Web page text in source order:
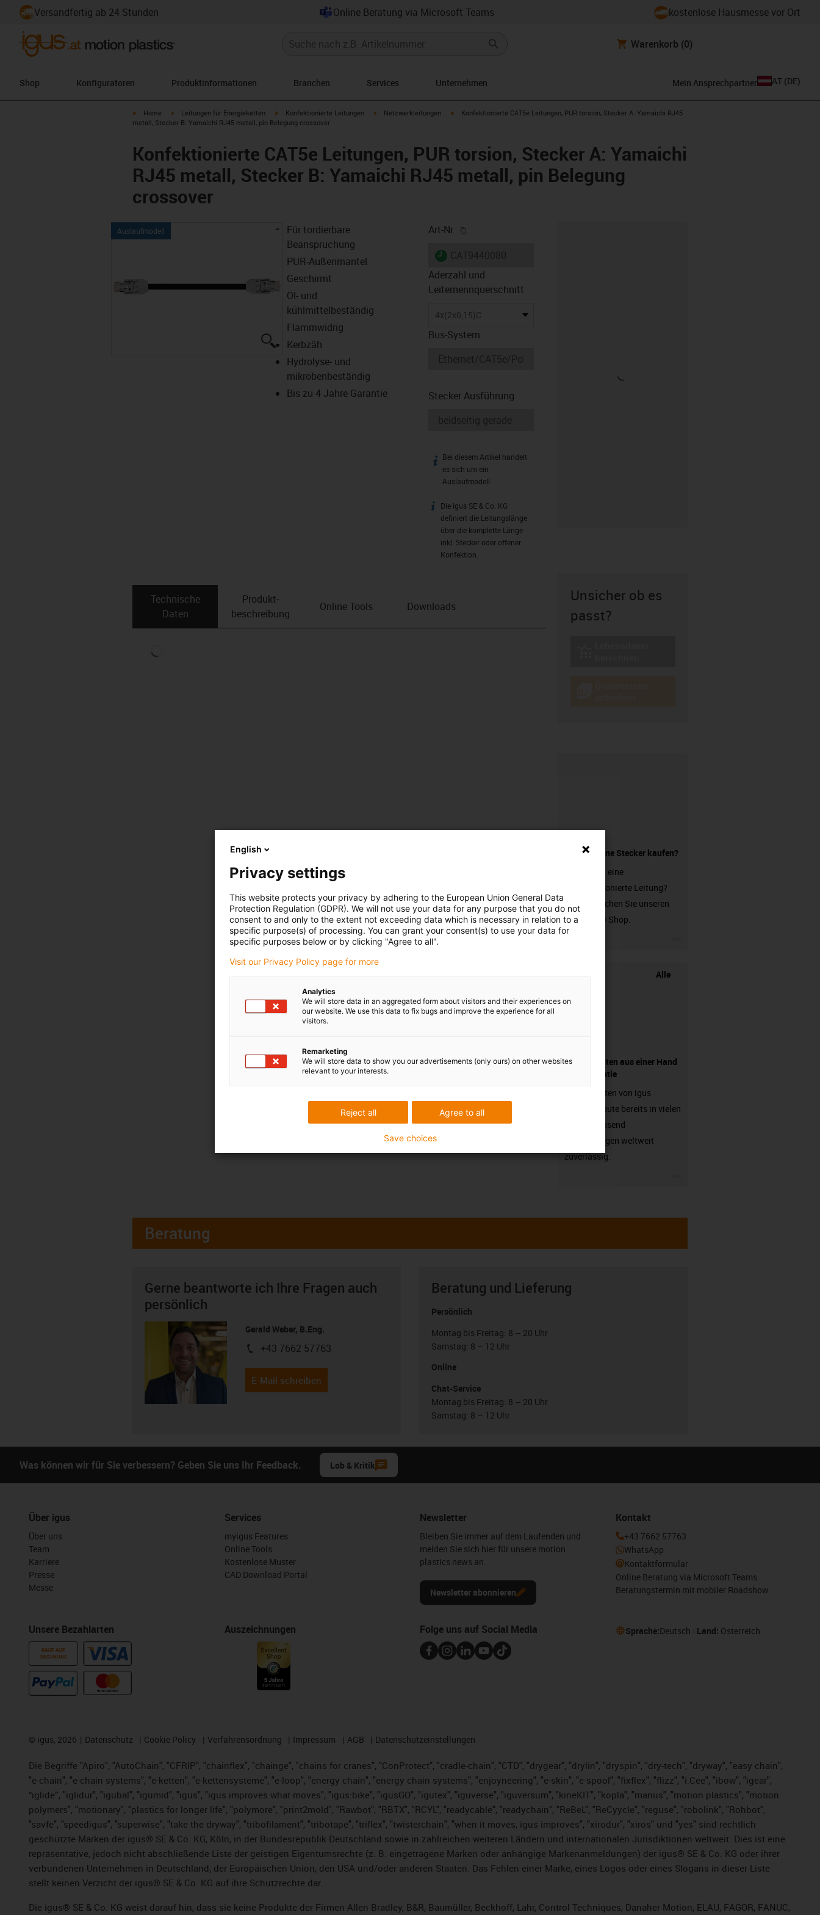
Versandfertig ab 24 Stunden Online Beratung via Microsoft Teams kostenlose Hausmesse vor Ort
Warenkorb (0)
Shop Konfiguratoren Produktinformationen Branchen Services Unternehmen Mein Ansprechpartner AT (DE)
igus-icon-arrow-right
Home igus-icon-arrow-right
Leitungen für Energieketten igus-icon-arrow-right
Konfektionierte Leitungen igus-icon-arrow-right
Netzwerkleitungen igus-icon-arrow-right
Konfektionierte CAT5e Leitungen, PUR torsion, Stecker A: Yamaichi RJ45
metall, Stecker B: Yamaichi RJ45 metall, pin Belegung crossover
Konfektionierte CAT5e Leitungen, PUR torsion, Stecker A: Yamaichi
RJ45 metall, Stecker B: Yamaichi RJ45 metall, pin Belegung
crossover
Auslaufmodell
igus-icon-lupe
Für tordierbare
Beanspruchung
PUR-Außenmantel
Geschirmt
Öl- und
kühlmittelbeständig
Flammwidrig
Kerbzäh
Hydrolyse- und
mikrobenbeständig
Bis zu 4 Jahre Garantie
Art-Nr.
igus-icon-lieferzeit
Aderzahl und
Leiternennquerschnitt
4x(2x0,15)C
Bus-System
Stecker Ausführung
igus-icon-info
Bei diesem Artikel handelt
es sich um ein
Auslaufmodell.
igus-icon-info
Die igus SE & Co. KG
definiert die Leitungslänge
über die komplette Länge
inkl. Stecker oder offener
Konfektion.
Technische
Daten
Produkt­
beschreibung
Online Tools Downloads
Unsicher ob es
passt?
Leitung ohne Stecker kaufen?
Sie suchen eine
unkonfektionierte Leitung?
Dann besuchen Sie unseren
chainflex® Shop.
Alle
Komponenten aus einer Hand
- mit Garantie
Energieketten von igus
arbeiten heute bereits in vielen
hunderttausend
Anwendungen weltweit
zuverlässig.
Beratung
Gerne beantworte ich Ihre Fragen auch
persönlich
Gerald Weber, B.Eng.
igus-icon-phone
+43 7662 57763
E-Mail schreiben
Beratung und Lieferung
Persönlich
Montag bis Freitag: 8 – 20 Uhr
Samstag: 8 – 12 Uhr
Online
Chat-Service
Montag bis Freitag: 8 – 20 Uhr
Samstag: 8 – 12 Uhr
Was können wir für Sie verbessern? Geben Sie uns Ihr Feedback. Lob & Kritik
Über igus
Über uns
Team
Karriere
Presse
Messe
Unsere Bezahlarten
KAUF AUF
RECHNUNG
Services
myigus Features
Online Tools
Kostenlose Muster
CAD Download Portal
Auszeichnungen
Newsletter
Bleiben Sie immer auf dem Laufenden und
melden Sie sich hier für unsere motion
plastics news an.
Newsletter abonnieren
Kontakt
+43 7662 57763
WhatsApp
Kontaktformular
Online Beratung via Microsoft Teams
Beratungstermin mit mobiler Roadshow
Folge uns auf Social Media Sprache:Deutsch Land: Österreich
© igus, 2026 Datenschutz Cookie Policy Verfahrensordnung Impressum AGB Datenschutzeinstellungen
Die Begriffe "Apiro", "AutoChain", "CFRIP", "chainflex", "chainge", "chains for cranes", "ConProtect", "cradle-chain", "CTD", "drygear", "drylin", "dryspin", "dry-tech", "dryway", "easy chain",
"e-chain", "e-chain systems", "e-ketten", "e-kettensysteme", "e-loop", "energy chain", "energy chain systems", "enjoyneering", "e-skin", "e-spool", "fixflex", "flizz", "i.Cee", "ibow", "igear",
“iglide”, "iglidur", "igubal", "igumid", "igus", "igus improves what moves", "igus:bike", "igusGO", "igutex", "iguverse", "iguversum", "kineKIT", "kopla", "manus", "motion plastics", "motion
polymers", "motionary", "plastics for longer life", "polymore", "print2mold", "Rawbot", "RBTX", "RCYL", "readycable", "readychain", "ReBeL", "ReCyycle", "reguse", "robolink", "Rohbot",
"savfe", "speedigus", "superwise", "take the dryway", "tribofilament", "tribotape", "triflex", "twisterchain", "when it moves, igus improves", "xirodur", "xiros" und "yes" sind rechtlich
geschützte Marken der igus® SE & Co. KG, Köln, in der Bundesrepublik Deutschland sowie in zahlreichen weiteren Ländern und internationalen Jurisdiktionen weltweit. Dies ist eine
repräsentative, jedoch nicht abschließende Liste der geistigen Eigentumsrechte (z. B. eingetragene Marken oder anhängige Markenanmeldungen) der igus® SE & Co. KG oder ihrer
verbundenen Unternehmen in Deutschland, der Europäischen Union, den USA und/oder anderen Staaten. Das Fehlen einer Marke, eines Logos oder eines Slogans in dieser Liste
stellt keinen Verzicht der igus® SE & Co. KG auf ihre Schutzrechte dar.
Die igus® SE & Co. KG weist darauf hin, dass sie keine Produkte der Firmen Allen Bradley, B&R, Baumüller, Beckhoff, Lahr, Control Techniques, Danaher Motion, ELAU, FAGOR, FANUC,
English
Privacy settings
This website protects your privacy by adhering to the European Union General Data
Protection Regulation (GDPR). We will not use your data for any purpose that you do not
consent to and only to the extent not exceeding data which is necessary in relation to a
specific purpose(s) of processing. You can grant your consent(s) to use your data for
specific purposes below or by clicking "Agree to all".
Visit our Privacy Policy page for more
Analytics
We will store data in an aggregated form about visitors and their experiences on
our website. We use this data to fix bugs and improve the experience for all
visitors.
Remarketing
We will store data to show you our advertisements (only ours) on other websites
relevant to your interests.
Agree to all
Reject all
Save choices